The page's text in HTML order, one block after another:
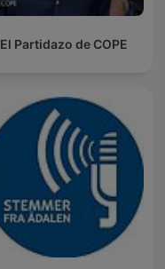
El Partidazo de COPE